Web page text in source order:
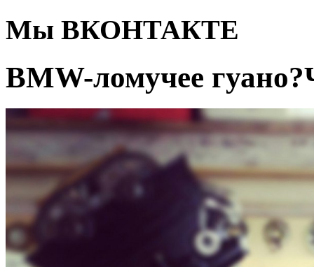
Мы ВКОНТАКТЕ
BMW-ломучее